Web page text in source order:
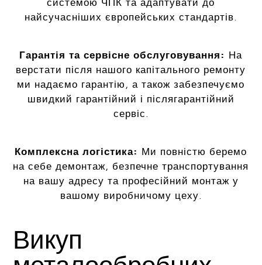
системою ЧПК та адаптувати до
найсучасніших європейських стандартів.
Гарантія та сервісне обслуговування: На
верстати після нашого капітального ремонту
ми надаємо гарантію, а також забезпечуємо
швидкий гарантійний і післягарантійний
сервіс.
Комплексна логістика: Ми повністю беремо
на себе демонтаж, безпечне транспортування
на вашу адресу та професійний монтаж у
вашому виробничому цеху.
Викуп